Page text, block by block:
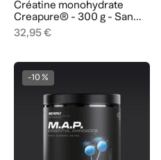
Créatine monohydrate
Creapure® - 300 g - Sans
saveur
32,95 €
-10 %